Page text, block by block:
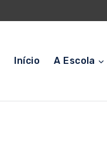
Início A Escola